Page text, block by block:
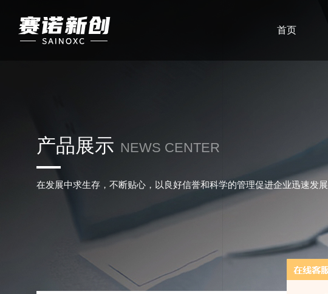
首页
产品展示 NEWS CENTER
在发展中求生存，不断贴心，以良好信誉和科学的管理促进企业迅速发展